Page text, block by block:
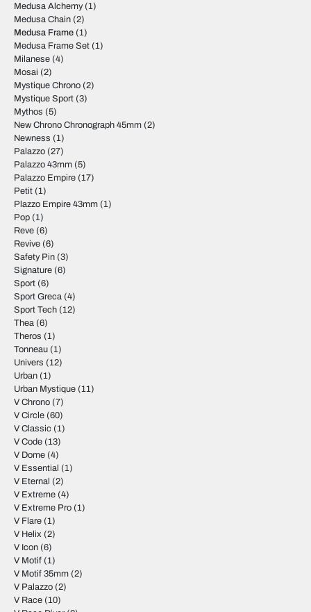
Medusa Alchemy(1)
Medusa Chain (2)
Medusa Frame (1)
Medusa Frame Set (1)
Milanese (4)
Mosai (2)
Mystique Chrono (2)
Mystique Sport (3)
Mythos (5)
New Chrono Chronograph 45mm (2)
Newness (1)
Palazzo (27)
Palazzo 43mm (5)
Palazzo Empire (17)
Petit (1)
Plazzo Empire 43mm (1)
Pop (1)
Reve (6)
Revive (6)
Safety Pin (3)
Signature (6)
Sport (6)
Sport Greca (4)
Sport Tech (12)
Thea (6)
Theros (1)
Tonneau (1)
Univers (12)
Urban (1)
Urban Mystique (11)
V Chrono (7)
V Circle (60)
V Classic (1)
V Code (13)
V Dome (4)
V Essential (1)
V Eternal (2)
V Extreme (4)
V Extreme Pro (1)
V Flare (1)
V Helix (2)
V Icon (6)
V Motif (1)
V Motif 35mm (2)
V Palazzo (2)
V Race (10)